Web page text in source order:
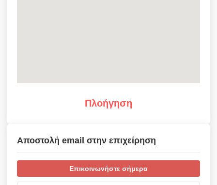
Πλοήγηση
Αποστολή email στην επιχείρηση
Επικοινωνήστε σήμερα